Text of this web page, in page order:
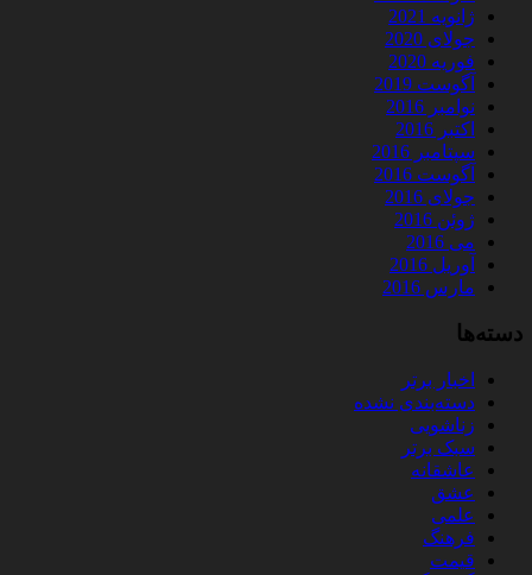
ژانویه 2021
جولای 2020
فوریه 2020
آگوست 2019
نوامبر 2016
اکتبر 2016
سپتامبر 2016
آگوست 2016
جولای 2016
ژوئن 2016
می 2016
آوریل 2016
مارس 2016
دسته‌ها
اخبار برتر
دسته‌بندی نشده
زناشویی
سبک برتر
عاشقانه
عشق
علمی
فرهنگ
قیمت